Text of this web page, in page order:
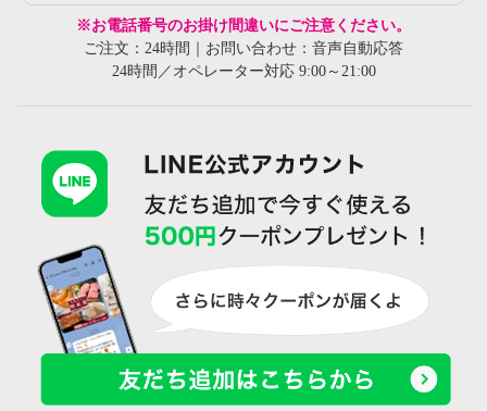
※お電話番号のお掛け間違いにご注意ください。
ご注文：24時間｜お問い合わせ：音声自動応答
24時間／オペレーター対応 9:00～21:00